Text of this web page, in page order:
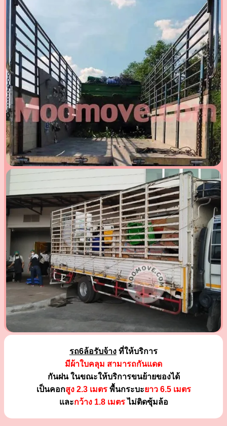
รถ6ล้อรับจ้าง ที่ให้บริการ
มีผ้าใบคลุม สามารถกันแดด
กันฝน ในขณะให้บริการขนย้ายของได้
เป็นคอกสูง 2.3 เมตรพื้นกระบะยาว 6.5 เมตร
และกว้าง 1.8 เมตรไม่ติดซุ้มล้อ